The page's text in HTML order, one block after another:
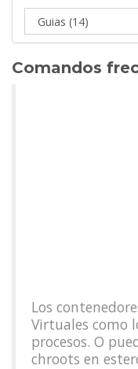
Comandos
Los
Virtuales como
procesos. O
chroots en